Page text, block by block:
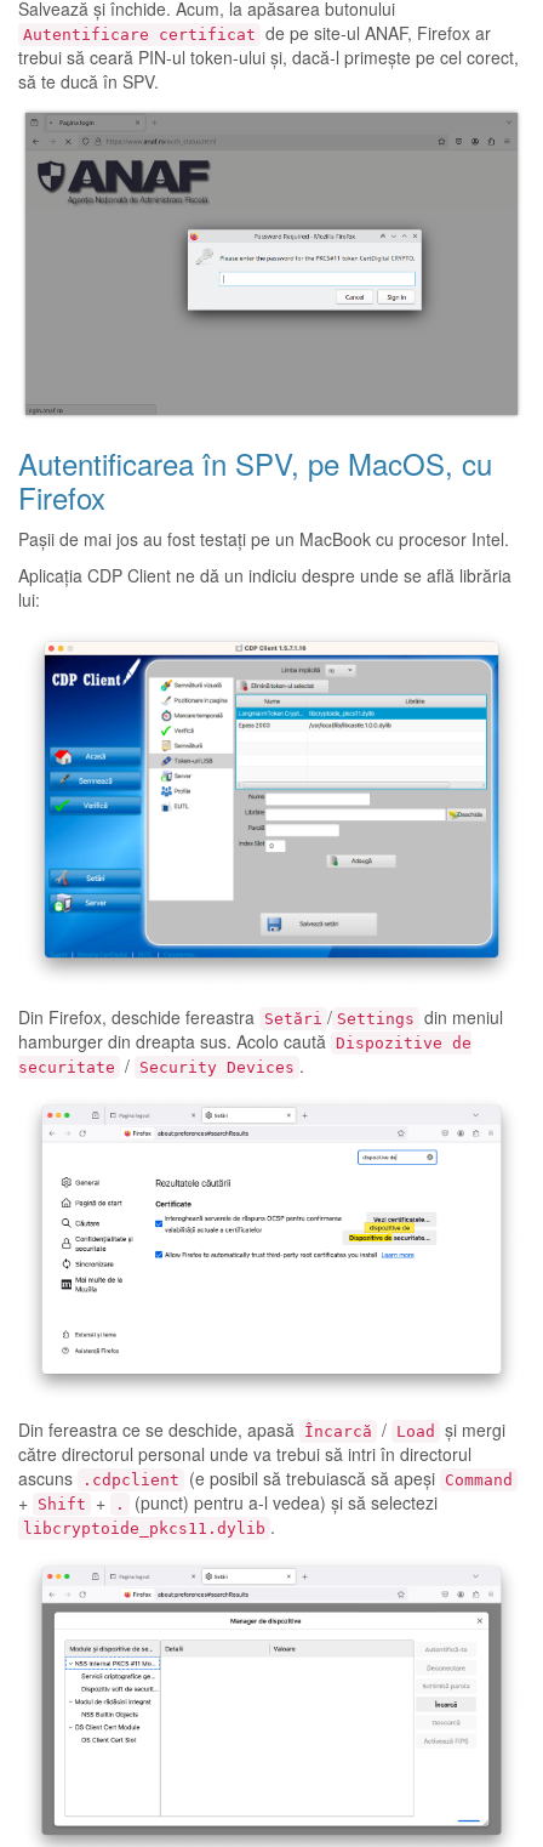
Salvează și închide. Acum, la apăsarea butonului
Autentificare certificat de pe site-ul ANAF, Firefox ar
trebui să ceară PIN-ul token-ului și, dacă-l primește pe cel corect,
să te ducă în SPV.
Autentificarea în SPV, pe MacOS, cu
Firefox
Pașii de mai jos au fost testați pe un MacBook cu procesor Intel.
Aplicația CDP Client ne dă un indiciu despre unde se află librăria
lui:
Din Firefox, deschide fereastra Setări / Settings din meniul
hamburger din dreapta sus. Acolo caută Dispozitive de
securitate / Security Devices .
Din fereastra ce se deschide, apasă Încarcă / Load
și mergi
către directorul personal unde va trebui să intri în directorul
ascuns
.cdpclient (e posibil să trebuiască să apeși Command
+ Shift + . (punct) pentru a-l vedea) și să selectezi
libcryptoide_pkcs11.dylib .